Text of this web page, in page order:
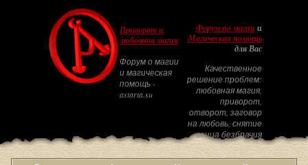
Приворот и
любовная магия
Форум о магии
и магическая
помощь -
astarta.su
Форум по магиии
Магическая помощь
для Вас
Качественное
решение проблем:
любовная магия,
приворот,
отворот, заговор
на любовь, снятие
венца безбрачия